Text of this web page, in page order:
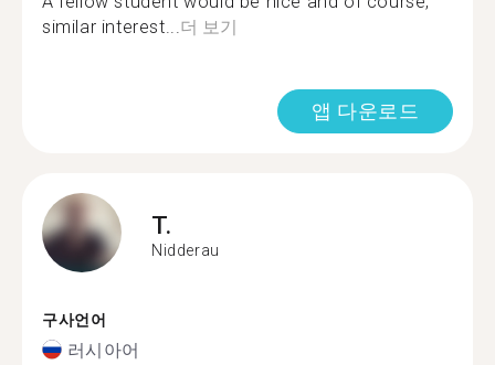
similar interest...더 보기
앱 다운로드
T.
Nidderau
구사언어
러시아어